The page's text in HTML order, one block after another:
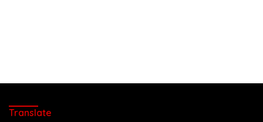
Translate